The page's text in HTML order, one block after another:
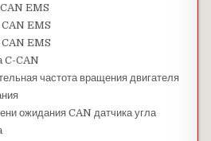
EMS
CAN EMS
CAN EMS
C-CAN
частота вращения двигателя
ожидания CAN датчика угла